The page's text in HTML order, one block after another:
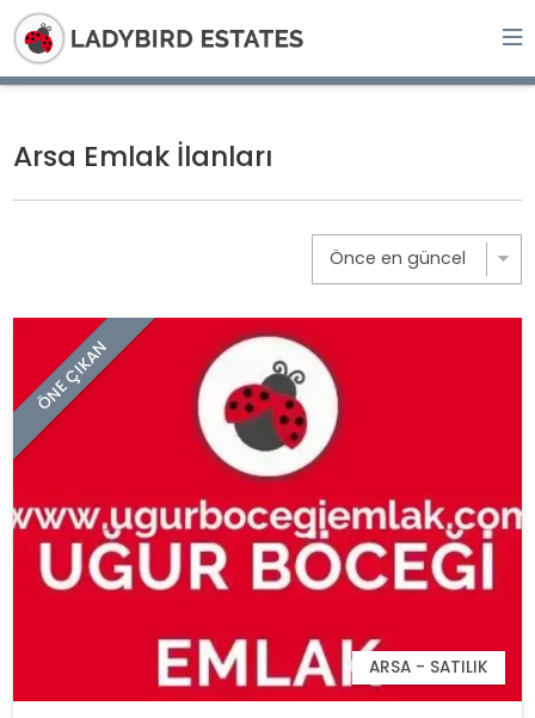
Arsa Emlak İlanları
ÖNE ÇIKAN
ARSA - SATILIK